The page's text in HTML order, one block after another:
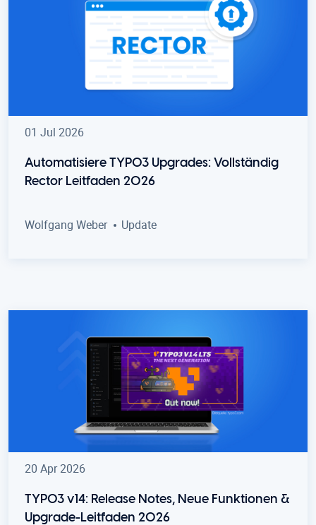
01 Jul 2026
Automatisiere TYPO3 Upgrades: Vollständig
Rector Leitfaden 2026
Wolfgang Weber Update
20 Apr 2026
TYPO3 v14: Release Notes, Neue Funktionen &
Upgrade-Leitfaden 2026